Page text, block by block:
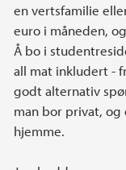
en vertsfamilie
euro i måneden,
Å bo i
all mat inkludert -
godt alternativ
man bor privat, og
hjemme.